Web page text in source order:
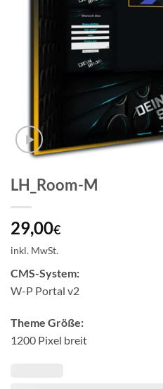
LH_Room-M
29,00€
inkl. MwSt.
CMS-System:
W-P Portal v2
Theme Größe:
1200 Pixel breit